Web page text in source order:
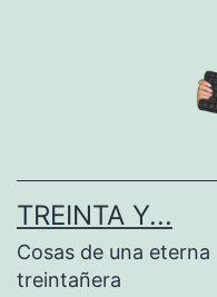
TREINTA Y...
Cosas de una eterna
treintañera